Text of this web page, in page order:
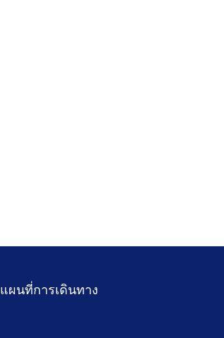
แผนที่การเดินทาง